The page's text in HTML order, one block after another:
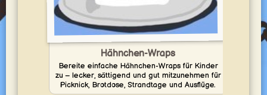
1
Hähnchen-Wraps
Bereite einfache Hähnchen-Wraps für Kinder
zu – lecker, sättigend und gut mitzunehmen für
Picknick, Brotdose, Strandtage und Ausflüge.